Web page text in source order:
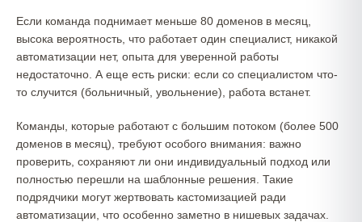
Если команда поднимает меньше 80 доменов в месяц,
высока вероятность, что работает один специалист, никакой
автоматизации нет, опыта для уверенной работы
недостаточно. А еще есть риски: если со специалистом что-
то случится (больничный, увольнение), работа встанет.
Команды, которые работают с большим потоком (более 500
доменов в месяц), требуют особого внимания: важно
проверить, сохраняют ли они индивидуальный подход или
полностью перешли на шаблонные решения. Такие
подрядчики могут жертвовать кастомизацией ради
автоматизации, что особенно заметно в нишевых задачах.